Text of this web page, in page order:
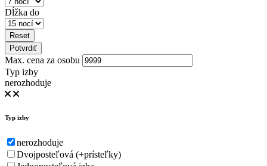
Dĺžka do
Reset
Potvrdiť
Max. cena za osobu
Typ izby
nerozhoduje
Typ izby
nerozhoduje
Dvojposteľová (+prísteľky)